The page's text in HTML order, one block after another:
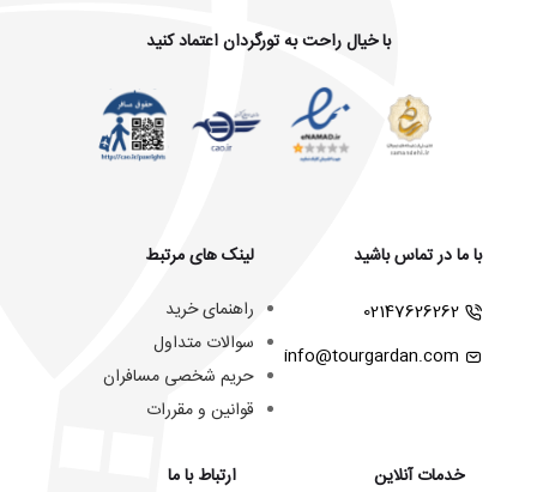
با خیال راحت به تورگردان اعتماد کنید
با ما در تماس باشید
02147626262
info@tourgardan.com
خدمات آنلاین
لینک های مرتبط
راهنمای خرید
سوالات متداول
حریم شخصی مسافران
قوانین و مقررات
ارتباط با ما